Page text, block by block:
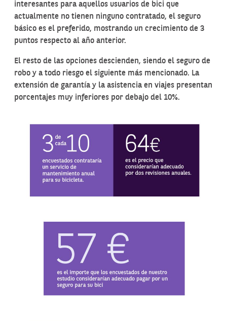
interesantes para aquellos usuarios de bici que
actualmente no tienen ninguno contratado, el seguro
básico es el preferido, mostrando un crecimiento de 3
puntos respecto al año anterior.
El resto de las opciones descienden, siendo el seguro de
robo y a todo riesgo el siguiente más mencionado. La
extensión de garantía y la asistencia en viajes presentan
porcentajes muy inferiores por debajo del 10%.